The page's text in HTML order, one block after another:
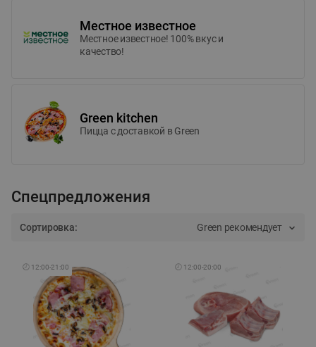
Местное известное
Местное известное! 100% вкус и
качество!
Green kitchen
Пицца c доставкой в Green
Спецпредложения
Сортировка: Green рекомендует
🕘 12:00-21:00 🕘 12:00-20:00